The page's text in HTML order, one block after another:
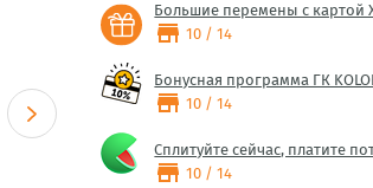
Большие перемены с картой
store 10 / 14
Бонусная программа ГК
store 10 / 14
Сплитуйте сейчас, платите
store 10 / 14